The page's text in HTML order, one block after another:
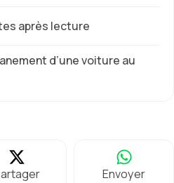
après lecture
d’une voiture au
Envoyer